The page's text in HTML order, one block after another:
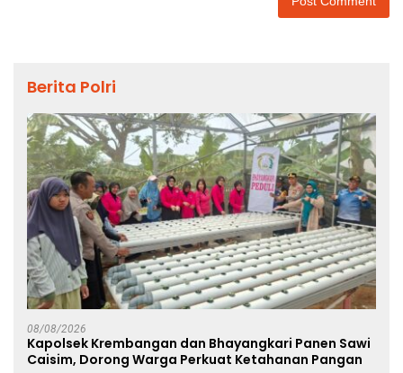
Berita Polri
08/08/2026
Kapolsek Krembangan dan Bhayangkari Panen Sawi
Caisim, Dorong Warga Perkuat Ketahanan Pangan